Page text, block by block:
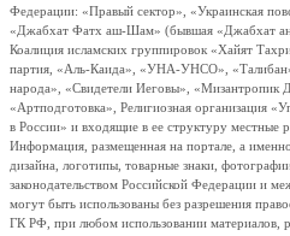
Федерации: «Правый сектор», «Украинская
«Джабхат Фатх аш-Шам» (бывшая «Джабхат
Коалиция исламских группировок «Хайят
партия, «Аль-Каида», «УНА-УНСО»,
народа», «Свидетели Иеговы», «Мизантропик
«Артподготовка», Религиозная организация
в России» и входящие в ее структуру местные
Информация, размещенная на портале, а
дизайна, логотипы, товарные знаки,
законодательством Российской Федерации и
могут быть использованы без разрешения
ГК РФ, при любом использовании материалов,